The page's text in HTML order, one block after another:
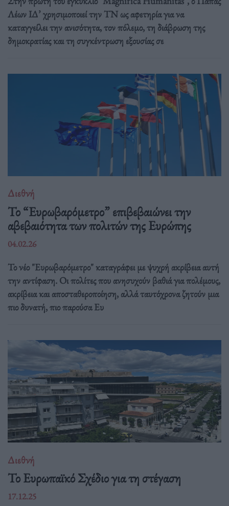
Λέων ΙΔ’ χρησιμοποιεί την ΤΝ ως αφετηρία για να
καταγγείλει την ανισότητα, τον πόλεμο, τη διάβρωση της
δημοκρατίας και τη συγκέντρωση εξουσίας σε
Διεθνή
Το “Ευρωβαρόμετρο” επιβεβαιώνει την
αβεβαιότητα των πολιτών της Ευρώπης
04.02.26
Το νέο "Ευρωβαρόμετρο" καταγράφει με ψυχρή ακρίβεια αυτή
την αντίφαση. Oι πολίτες που ανησυχούν βαθιά για πολέμους,
ακρίβεια και αποσταθεροποίηση, αλλά ταυτόχρονα ζητούν μια
πιο δυνατή, πιο παρούσα Ευ
Διεθνή
Το Ευρωπαϊκό Σχέδιο για τη στέγαση
17.12.25